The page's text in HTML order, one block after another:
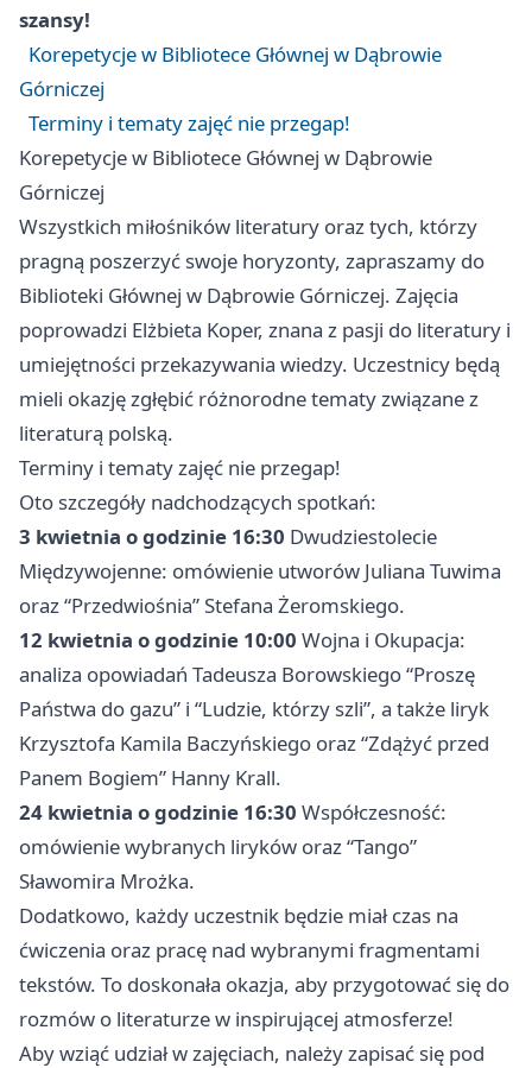
szansy!
Korepetycje w Bibliotece Głównej w Dąbrowie
Górniczej
Terminy i tematy zajęć nie przegap!
Korepetycje w Bibliotece Głównej w Dąbrowie
Górniczej
Wszystkich miłośników literatury oraz tych, którzy
pragną poszerzyć swoje horyzonty, zapraszamy do
Biblioteki Głównej w Dąbrowie Górniczej. Zajęcia
poprowadzi Elżbieta Koper, znana z pasji do literatury i
umiejętności przekazywania wiedzy. Uczestnicy będą
mieli okazję zgłębić różnorodne tematy związane z
literaturą polską.
Terminy i tematy zajęć nie przegap!
Oto szczegóły nadchodzących spotkań:
3 kwietnia o godzinie 16:30 Dwudziestolecie
Międzywojenne: omówienie utworów Juliana Tuwima
oraz “Przedwiośnia” Stefana Żeromskiego.
12 kwietnia o godzinie 10:00 Wojna i Okupacja:
analiza opowiadań Tadeusza Borowskiego “Proszę
Państwa do gazu” i “Ludzie, którzy szli”, a także liryk
Krzysztofa Kamila Baczyńskiego oraz “Zdążyć przed
Panem Bogiem” Hanny Krall.
24 kwietnia o godzinie 16:30 Współczesność:
omówienie wybranych liryków oraz “Tango”
Sławomira Mrożka.
Dodatkowo, każdy uczestnik będzie miał czas na
ćwiczenia oraz pracę nad wybranymi fragmentami
tekstów. To doskonała okazja, aby przygotować się do
rozmów o literaturze w inspirującej atmosferze!
Aby wziąć udział w zajęciach, należy zapisać się pod